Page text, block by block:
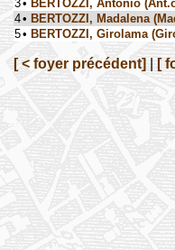
3• BERTOZZI, Antonio
4• BERTOZZI, Madalena
5• BERTOZZI, Girolama
[ < foyer précédent] [